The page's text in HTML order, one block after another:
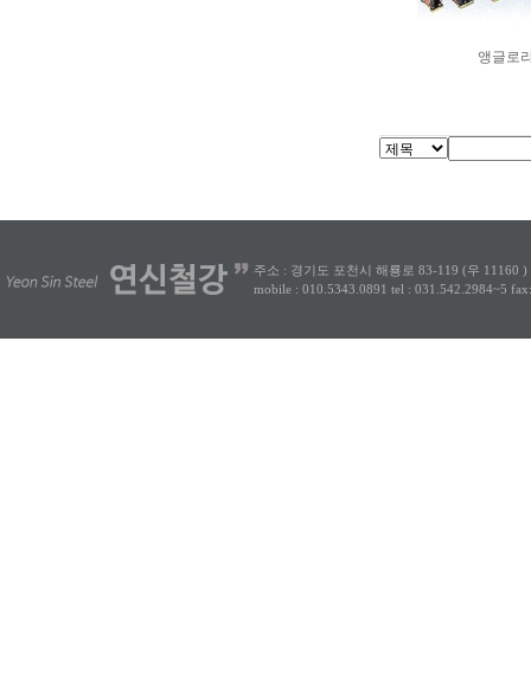
앵글로
주소 : 경기도 포천시 해룡로 83-119 (우 11160 )
mobile : 010.5343.0891 tel : 031.542.2984~5